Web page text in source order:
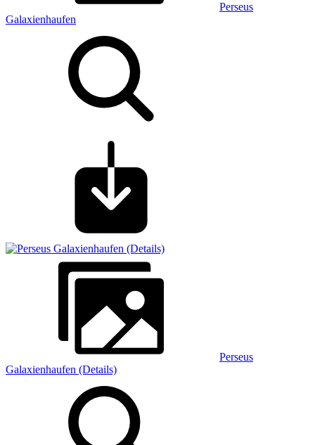
Perseus
Galaxienhaufen
Perseus
Galaxienhaufen (Details)